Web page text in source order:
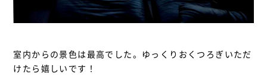
室内からの景色は最高でした。ゆっくりおくつろぎいただ
けたら嬉しいです！